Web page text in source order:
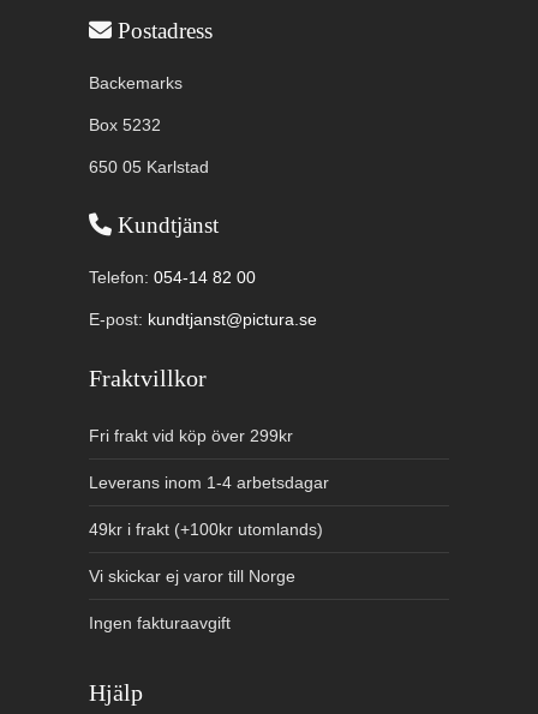
Användbar information
Postadress
Backemarks
Box 5232
650 05 Karlstad
Kundtjänst
Telefon: 054-14 82 00
E-post: kundtjanst@pictura.se
Fraktvillkor
Fri frakt vid köp över 299kr
Leverans inom 1-4 arbetsdagar
49kr i frakt (+100kr utomlands)
Vi skickar ej varor till Norge
Ingen fakturaavgift
Hjälp